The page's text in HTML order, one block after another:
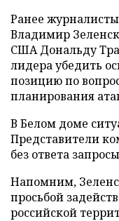
Ранее
Владимир
США Дональду
лидера убедить
позицию по
планирования
В Белом доме
Представители
без ответа
Напомним,
просьбой
российской